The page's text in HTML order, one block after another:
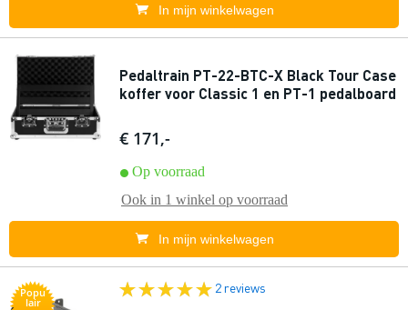
In mijn winkelwagen
Pedaltrain PT-22-BTC-X Black Tour Case
koffer voor Classic 1 en PT-1 pedalboard
€ 171,-
Op voorraad
Ook in 1 winkel op voorraad
In mijn winkelwagen
Popu
lair
2 reviews